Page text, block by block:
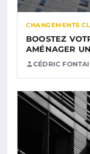
CHANGEMENTS
BOOSTEZ
AMÉNAGER
CÉDRIC